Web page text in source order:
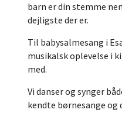
barn er din stemme
dejligste der er.
Til babysalmesang i
musikalsk oplevelse i
med.
Vi danser og synger
kendte børnesange og